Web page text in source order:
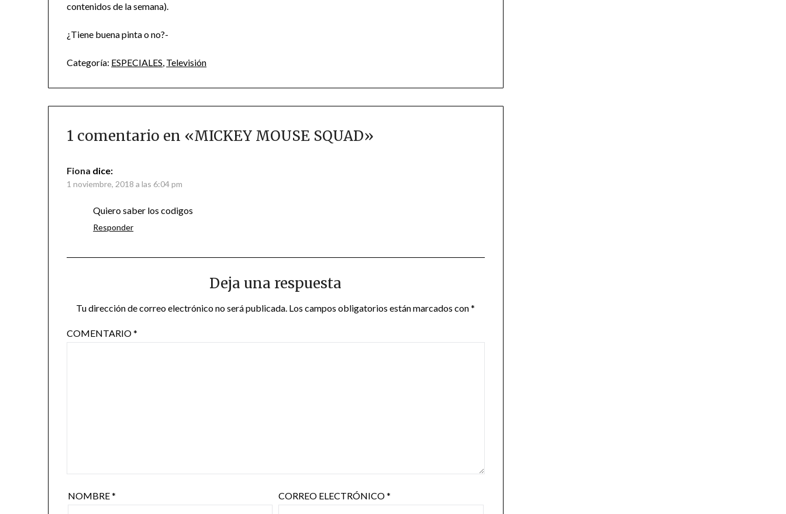
contenidos de la semana).
¿Tiene buena pinta o no?-
Categoría: ESPECIALES, Televisión
1 comentario en «MICKEY MOUSE SQUAD»
Fiona dice:
1 noviembre, 2018 a las 6:04 pm
Quiero saber los codigos
Responder
Deja una respuesta
Tu dirección de correo electrónico no será publicada. Los campos obligatorios están marcados con*
COMENTARIO*
NOMBRE* CORREO ELECTRÓNICO*